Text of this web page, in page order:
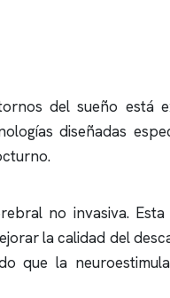
del sueño está
diseñadas
no invasiva.
la calidad del
que la